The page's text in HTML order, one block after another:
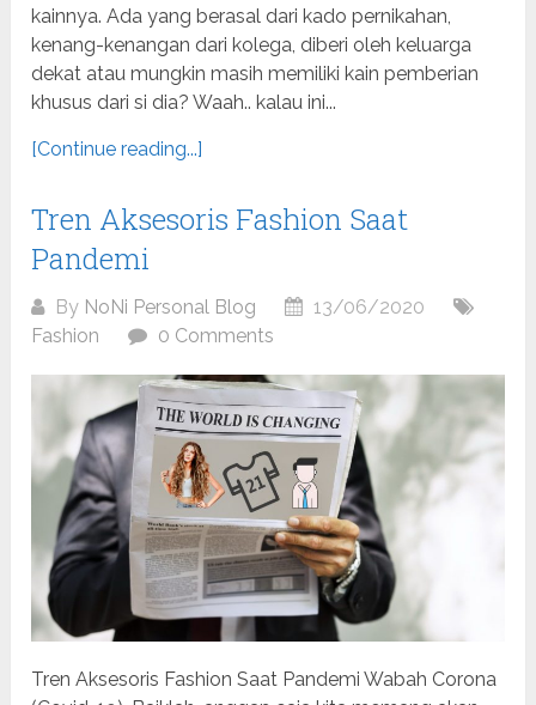
kainnya. Ada yang berasal dari kado pernikahan,
kenang-kenangan dari kolega, diberi oleh keluarga
dekat atau mungkin masih memiliki kain pemberian
khusus dari si dia? Waah.. kalau ini...
[Continue reading...]
Tren Aksesoris Fashion Saat
Pandemi
By NoNi Personal Blog
13/06/2020
Fashion
0 Comments
Tren Aksesoris Fashion Saat Pandemi Wabah Corona